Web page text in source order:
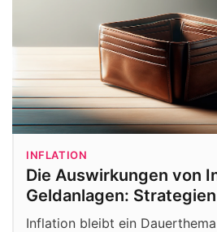
INFLATION
Die Auswirkungen von
Geldanlagen:
Inflation bleibt ein